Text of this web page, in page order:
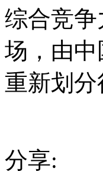
综合竞
场，由
重新划分
分享: